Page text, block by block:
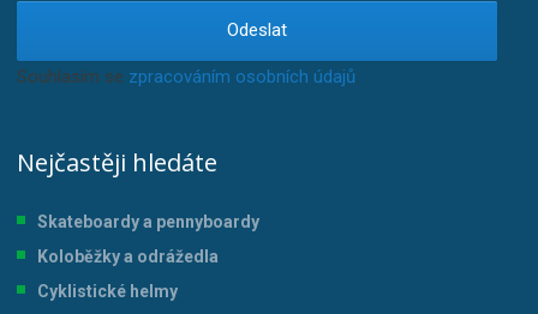
Odeslat
Souhlasím se zpracováním osobních údajů.
Nejčastěji hledáte
Skateboardy a pennyboardy
Koloběžky a odrážedla
Cyklistické helmy